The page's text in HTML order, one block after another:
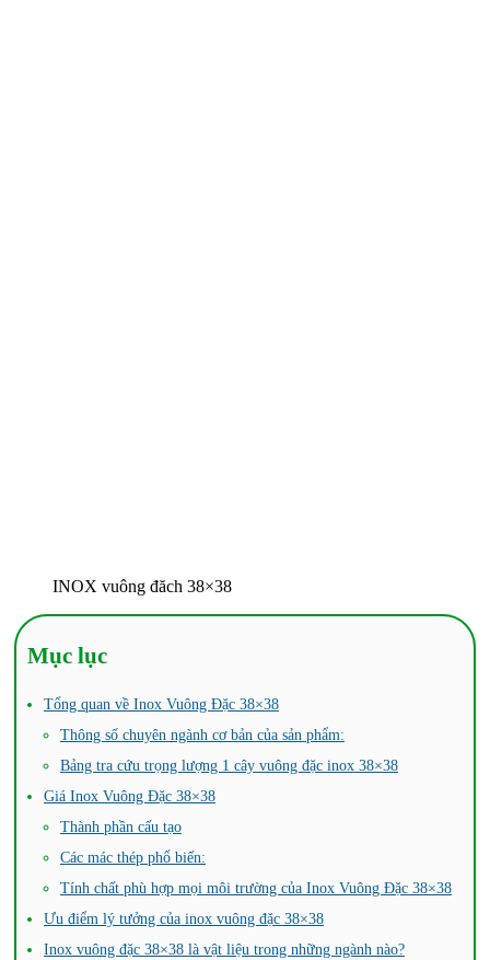
INOX vuông đăch 38×38
Mục lục
Tổng quan về Inox Vuông Đặc 38×38
Thông số chuyên ngành cơ bản của sản phẩm:
Bảng tra cứu trọng lượng 1 cây vuông đặc inox 38×38
Giá Inox Vuông Đặc 38×38
Thành phần cấu tạo
Các mác thép phổ biến:
Tính chất phù hợp mọi môi trường của Inox Vuông Đặc 38×38
Ưu điểm lý tưởng của inox vuông đặc 38×38
Inox vuông đặc 38×38 là vật liệu trong những ngành nào?